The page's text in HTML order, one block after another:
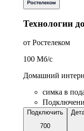
Технологии
от Ростелеком
100 Мб/c
Домашний
симка в
Подключить
700